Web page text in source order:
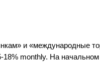
и «международные
18% monthly. На